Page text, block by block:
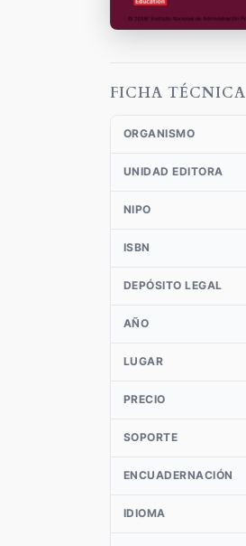
FICHA TÉCNICA
ORGANISMO
UNIDAD EDITORA
NIPO
ISBN
DEPÓSITO LEGAL
AÑO
LUGAR
PRECIO
SOPORTE
ENCUADERNACIÓN
IDIOMA